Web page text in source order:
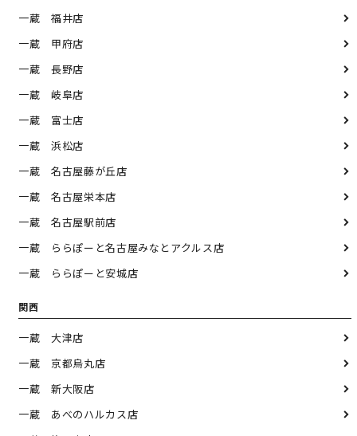
一蔵 福井店
一蔵 甲府店
一蔵 長野店
一蔵 岐阜店
一蔵 富士店
一蔵 浜松店
一蔵 名古屋藤が丘店
一蔵 名古屋栄本店
一蔵 名古屋駅前店
一蔵 ららぽーと名古屋みなとアクルス店
一蔵 ららぽーと安城店
関西
一蔵 大津店
一蔵 京都烏丸店
一蔵 新大阪店
一蔵 あべのハルカス店